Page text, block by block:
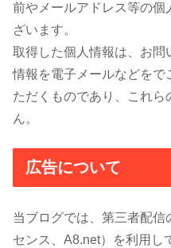
前やメールアドレス等の
ざいます。
取得した個人情報は、お問
情報を電子メールなどをで
ただくものであり、これ
ん。
広告について
当ブログでは、第三者配信
センス、A8.net）を利用し